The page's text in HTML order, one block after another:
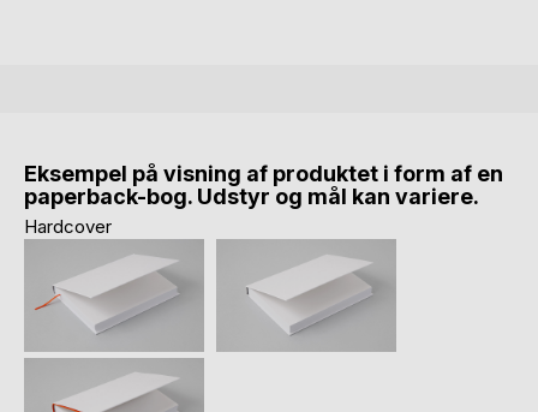
Eksempel på visning af produktet i form af en
paperback-bog. Udstyr og mål kan variere.
Hardcover